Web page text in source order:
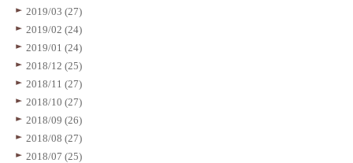
2019/03 (27)
2019/02 (24)
2019/01 (24)
2018/12 (25)
2018/11 (27)
2018/10 (27)
2018/09 (26)
2018/08 (27)
2018/07 (25)